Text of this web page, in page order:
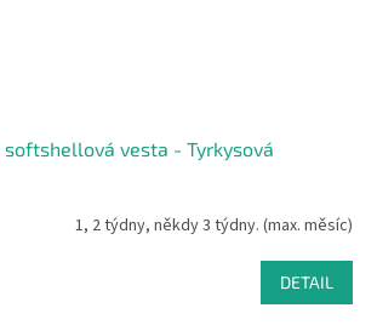
softshellová vesta - Tyrkysová
1, 2 týdny, někdy 3 týdny. (max. měsíc)
DETAIL